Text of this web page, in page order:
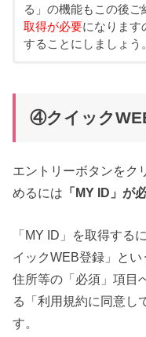
る」の機能もこの後ご
取得が必要になります
することにしましょう。
④クイック
エントリーボタンをク
めるには 「MY ID」が
「MY ID」を取得する
イックWEB登録」とい
住所等の「必須」項目
る「利用規約に同意し
す。